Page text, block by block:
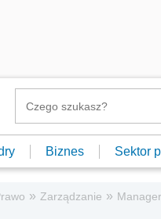
Biznes Sektor
» Zarządzanie » Manager